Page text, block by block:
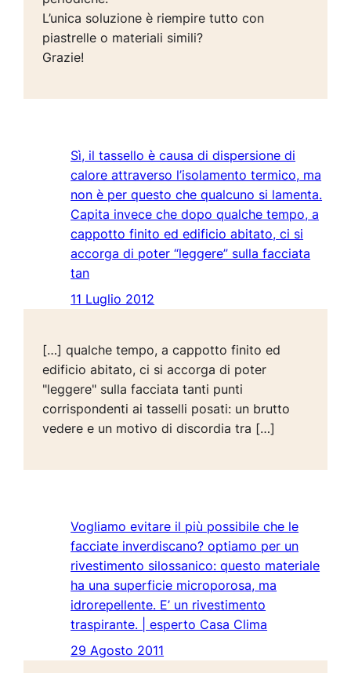
L’unica soluzione è riempire tutto con
piastrelle o materiali simili?
Grazie!
Sì, il tassello è causa di dispersione di
calore attraverso l’isolamento termico, ma
non è per questo che qualcuno si lamenta.
Capita invece che dopo qualche tempo, a
cappotto finito ed edificio abitato, ci si
accorga di poter “leggere” sulla facciata
tan
11 Luglio 2012
[…] qualche tempo, a cappotto finito ed
edificio abitato, ci si accorga di poter
"leggere" sulla facciata tanti punti
corrispondenti ai tasselli posati: un brutto
vedere e un motivo di discordia tra […]
Vogliamo evitare il più possibile che le
facciate inverdiscano? optiamo per un
rivestimento silossanico: questo materiale
ha una superficie microporosa, ma
idrorepellente. E’ un rivestimento
traspirante. | esperto Casa Clima
29 Agosto 2011